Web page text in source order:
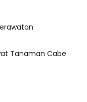
Tanaman Cabe